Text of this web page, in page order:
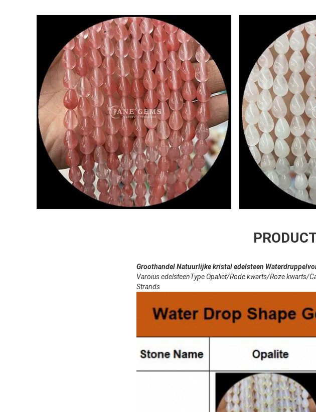
Groothandel Natuurlijke kristal edelsteen
Varoius edelsteenType Opaliet/Rode kwarts/Roze kwarts/
Strands